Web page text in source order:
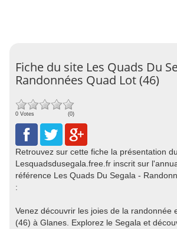
Fiche du site Les Quads Du
Randonnées Quad Lot (46)
0 Votes (0)
Retrouvez sur cette fiche la présentation
Lesquadsdusegala.free.fr inscrit sur
référence Les Quads Du Segala -
:
Venez découvrir les joies de la randonnée
(46) à Glanes. Explorez le Segala et